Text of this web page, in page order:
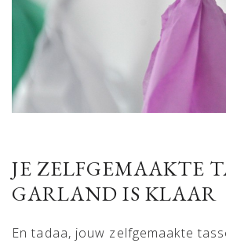
JE ZELFGEMAAKTE
GARLAND IS KLAAR
En tadaa, jouw zelfgemaakte